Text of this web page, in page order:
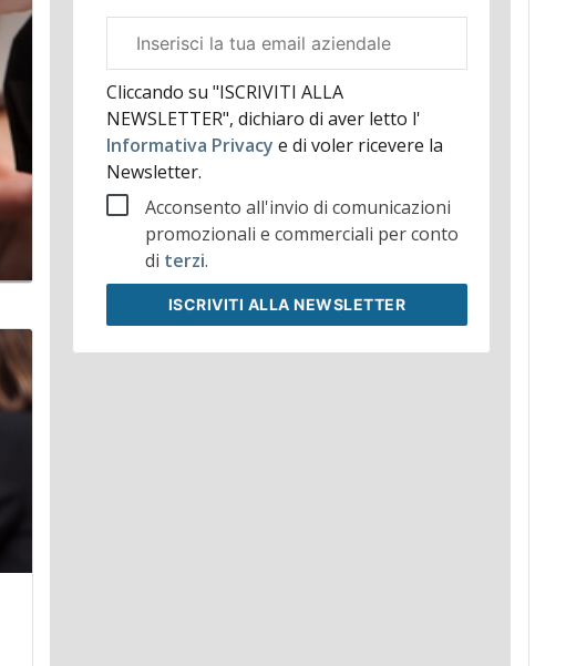
aziendale
Cliccando su "ISCRIVITI ALLA
NEWSLETTER", dichiaro di aver letto l'
Informativa Privacy e di voler ricevere la
Newsletter.
Acconsento all'invio di comunicazioni
promozionali e commerciali per conto
di terzi.
ISCRIVITI ALLA NEWSLETTER